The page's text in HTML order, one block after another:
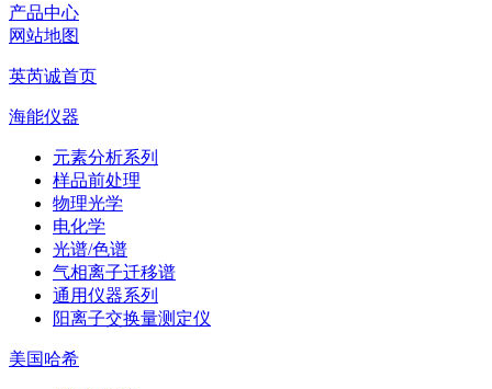
产品中心
网站地图
英芮诚首页
海能仪器
元素分析系列
样品前处理
物理光学
电化学
光谱/色谱
气相离子迁移谱
通用仪器系列
阳离子交换量测定仪
美国哈希